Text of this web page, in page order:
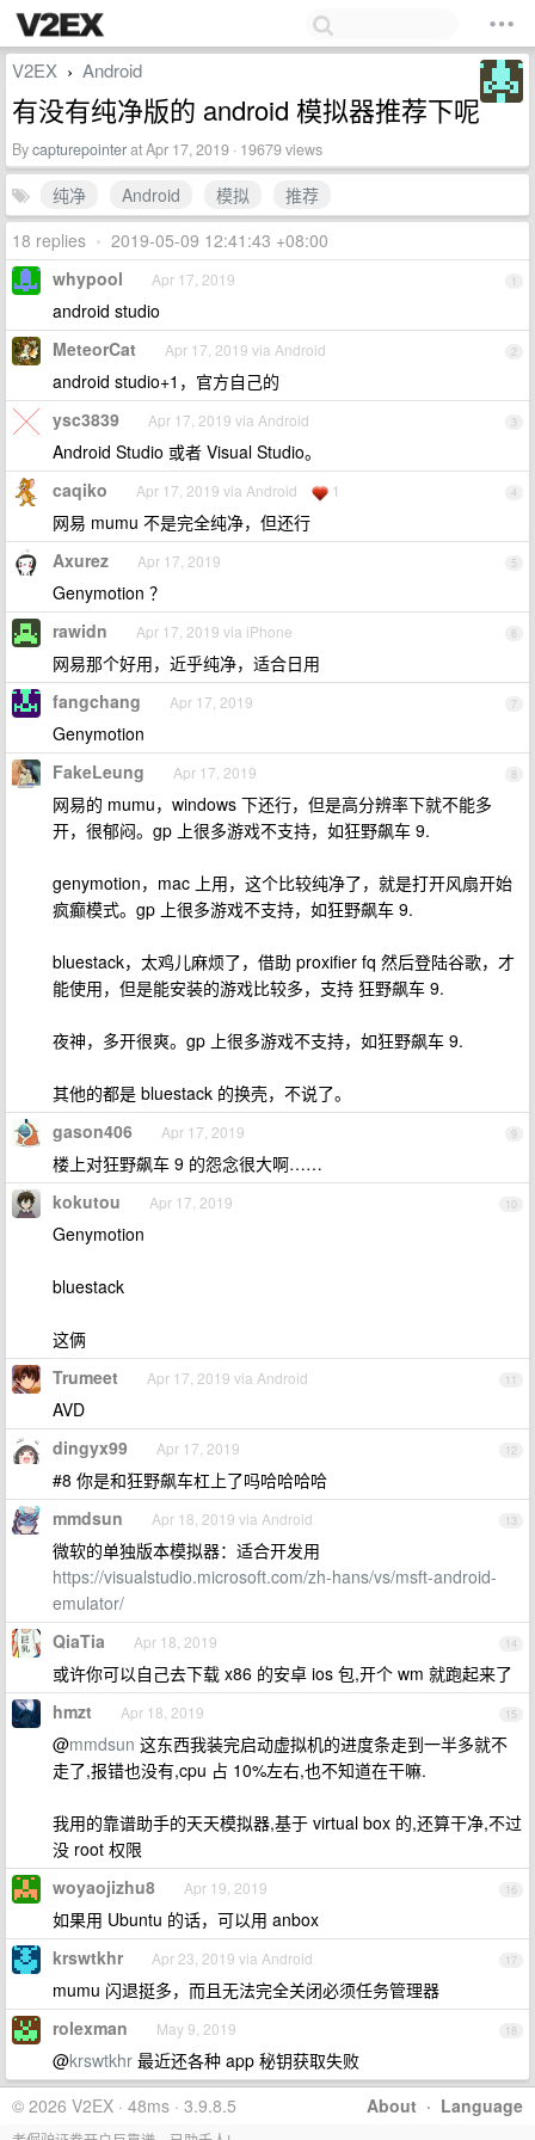
V2EX › Android
有没有纯净版的 android 模拟器推荐下呢
Bycapturepointerat Apr 17, 2019 · 19679 views
纯净 Android 模拟
推荐
18 replies • 2019-05-09 12:41:43 +08:00
1
whypool Apr 17, 2019
android studio
2
MeteorCat Apr 17, 2019 via Android
android studio+1，官方自己的
3
ysc3839 Apr 17, 2019 via Android
Android Studio 或者 Visual Studio。
4
caqiko Apr 17, 2019 via Android 1
网易 mumu 不是完全纯净，但还行
5
Axurez Apr 17, 2019
Genymotion ？
6
rawidn Apr 17, 2019 via iPhone
网易那个好用，近乎纯净，适合日用
7
fangchang Apr 17, 2019
Genymotion
8
FakeLeung Apr 17, 2019
网易的 mumu，windows 下还行，但是高分辨率下就不能多
开，很郁闷。gp 上很多游戏不支持，如狂野飙车 9.
genymotion，mac 上用，这个比较纯净了，就是打开风扇开始
疯癫模式。gp 上很多游戏不支持，如狂野飙车 9.
bluestack，太鸡儿麻烦了，借助 proxifier fq 然后登陆谷歌，才
能使用，但是能安装的游戏比较多，支持 狂野飙车 9.
夜神，多开很爽。gp 上很多游戏不支持，如狂野飙车 9.
其他的都是 bluestack 的换壳，不说了。
9
gason406 Apr 17, 2019
楼上对狂野飙车 9 的怨念很大啊……
10
kokutou Apr 17, 2019
Genymotion
bluestack
这俩
11
Trumeet Apr 17, 2019 via Android
AVD
12
dingyx99 Apr 17, 2019
#8 你是和狂野飙车杠上了吗哈哈哈哈
13
mmdsun Apr 18, 2019 via Android
微软的单独版本模拟器：适合开发用
https://visualstudio.microsoft.com/zh-hans/vs/msft-android-
emulator/
14
QiaTia Apr 18, 2019
或许你可以自己去下载 x86 的安卓 ios 包,开个 wm 就跑起来了
15
hmzt Apr 18, 2019
@mmdsun 这东西我装完启动虚拟机的进度条走到一半多就不
走了,报错也没有,cpu 占 10%左右,也不知道在干嘛.
我用的靠谱助手的天天模拟器,基于 virtual box 的,还算干净,不过
没 root 权限
16
woyaojizhu8 Apr 19, 2019
如果用 Ubuntu 的话，可以用 anbox
17
krswtkhr Apr 23, 2019 via Android
mumu 闪退挺多，而且无法完全关闭必须任务管理器
18
rolexman May 9, 2019
@krswtkhr 最近还各种 app 秘钥获取失败
About · Language
© 2026 V2EX · 48ms · 3.9.8.5